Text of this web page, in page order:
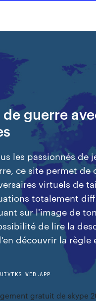
de guerre
les passionnés de
ce site permet de
virtuels de
totalement
sur l'image de
de lire la
découvrir la règle
gratuit de skype